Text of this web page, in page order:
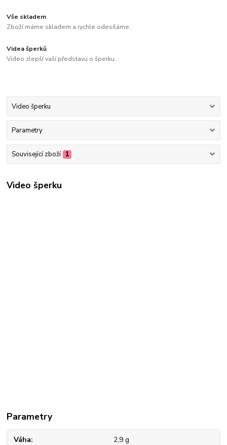
Vše skladem
Zboží máme skladem a rychle odesíláme.
Videa šperků
Video zlepší vaší představu o šperku.
Video šperku
Parametry
Související zboží 1
Video šperku
Parametry
Váha 2,9 g